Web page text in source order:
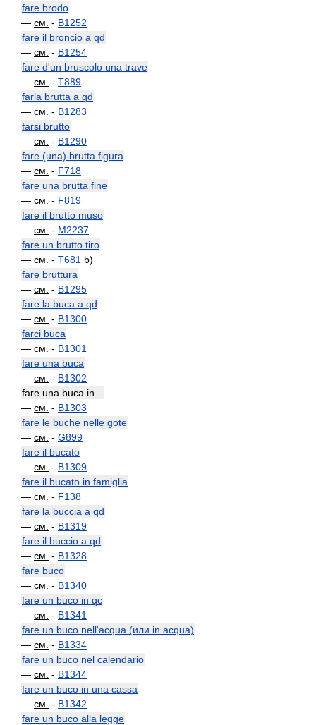
fare brodo
— см. - B1252
fare il broncio a qd
— см. - B1254
fare d'un bruscolo una trave
— см. - T889
farla brutta a qd
— см. - B1283
farsi brutto
— см. - B1290
fare (una) brutta figura
— см. - F718
fare una brutta fine
— см. - F819
fare il brutto muso
— см. - M2237
fare un brutto tiro
— см. - T681 b)
fare bruttura
— см. - B1295
fare la buca a qd
— см. - B1300
farci buca
— см. - B1301
fare una buca
— см. - B1302
fare una buca in...
— см. - B1303
fare le buche nelle gote
— см. - G899
fare il bucato
— см. - B1309
fare il bucato in famiglia
— см. - F138
fare la buccia a qd
— см. - B1319
fare il buccio a qd
— см. - B1328
fare buco
— см. - B1340
fare un buco in qc
— см. - B1341
fare un buco nell'acqua (или in acqua)
— см. - B1334
fare un buco nel calendario
— см. - B1344
fare un buco in una cassa
— см. - B1342
fare un buco alla legge